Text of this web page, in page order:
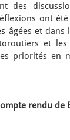
des
ont
âgées et
et
priorités en
rendu de